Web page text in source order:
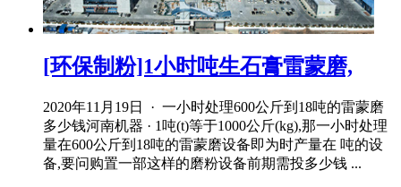
[环保制粉]1小时吨生石膏雷蒙磨,
2020年11月19日 · 一小时处理600公斤到18吨的雷蒙磨
多少钱河南机器 · 1吨(t)等于1000公斤(kg),那一小时处理
量在600公斤到18吨的雷蒙磨设备即为时产量在 吨的设
备,要问购置一部这样的磨粉设备前期需投多少钱 ...